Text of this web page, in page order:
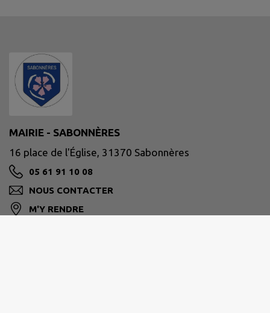
MAIRIE - SABONNÈRES
16 place de l'Église, 31370 Sabonnères
05 61 91 10 08
NOUS CONTACTER
M'Y RENDRE